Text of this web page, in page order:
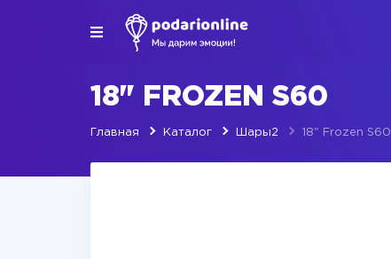
18" FROZEN S60
Главная Каталог Шары2 18" Frozen S60